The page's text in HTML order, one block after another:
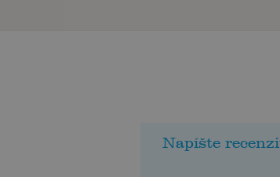
Napíšte